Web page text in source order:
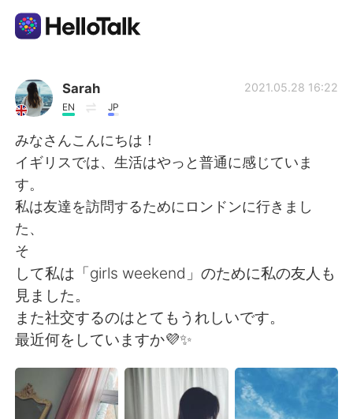
Appli d'échange linguistique
AI Grammar Checker
Français
繁體中文 Español
العربية Deutsch
Русский
Sarah
EN JP
2021.05.28 16:22
みなさんこんにちは！
イギリスでは、生活はやっと普通に感じていま
す。
私は友達を訪問するためにロンドンに行きまし
た、
そ
して私は「girls weekend」のために私の友人も
見ました。
また社交するのはとてもうれしいです。
最近何をしていますか💜✨